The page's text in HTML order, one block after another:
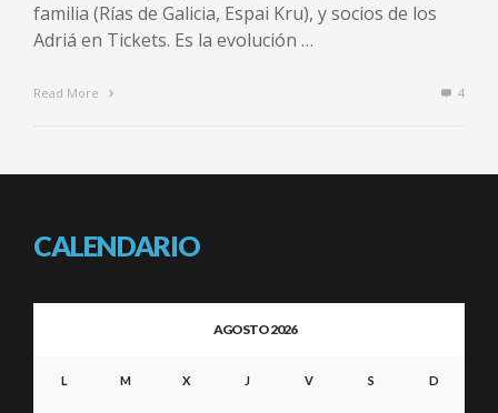
familia (Rías de Galicia, Espai Kru), y socios de los
Adriá en Tickets. Es la evolución …
Read More 4
CALENDARIO
AGOSTO 2026
L M X J V S D